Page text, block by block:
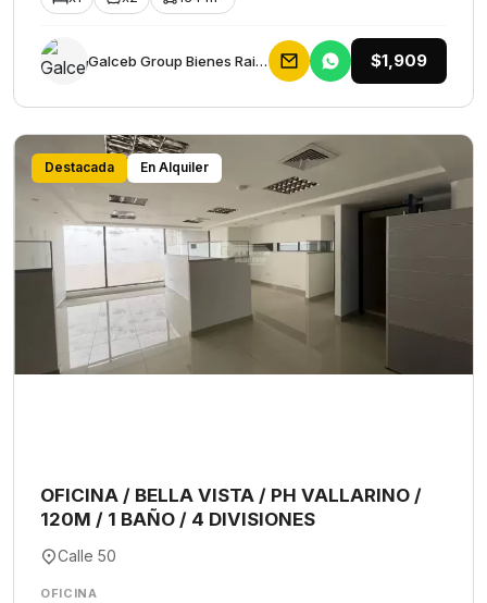
Galceb Group Bienes Raices $1,909
Destacada En Alquiler
OFICINA / BELLA VISTA / PH VALLARINO /
120M / 1 BAÑO / 4 DIVISIONES
Calle 50
OFICINA